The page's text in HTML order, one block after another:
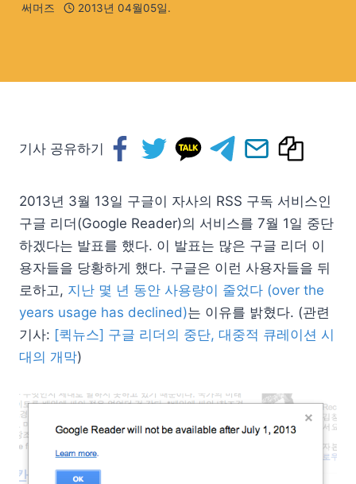
써머즈 2013년 04월05일.
기사 공유하기
2013년 3월 13일 구글이 자사의 RSS 구독 서비스인
구글 리더(Google Reader)의 서비스를 7월 1일 중단
하겠다는 발표를 했다. 이 발표는 많은 구글 리더 이
용자들을 당황하게 했다. 구글은 이런 사용자들을 뒤
로하고, 지난 몇 년 동안 사용량이 줄었다 (over the
years usage has declined)는 이유를 밝혔다. (관련
기사: [퀵뉴스] 구글 리더의 중단, 대중적 큐레이션 시
대의 개막)